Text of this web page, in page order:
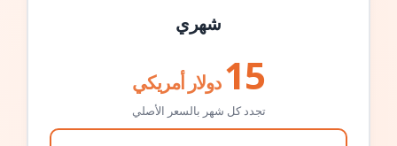
شهري
15 دولار أمريكي
تجدد كل شهر بالسعر الأصلي